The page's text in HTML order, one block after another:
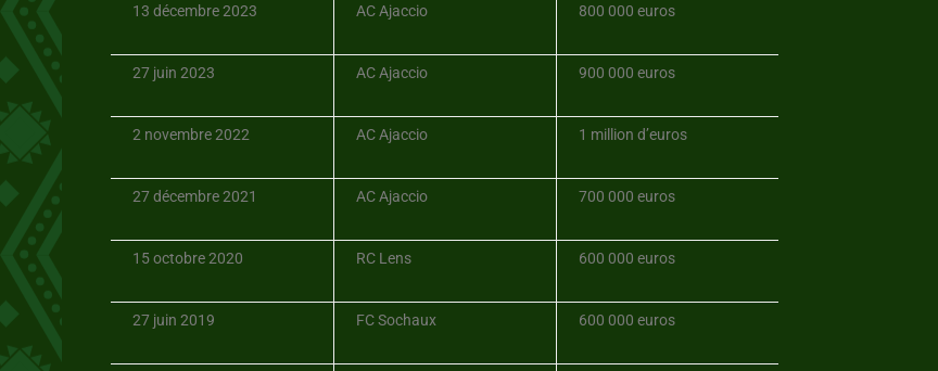
13 décembre 2023 AC Ajaccio 800 000 euros
27 juin 2023 AC Ajaccio 900 000 euros
2 novembre 2022 AC Ajaccio 1 million d’euros
27 décembre 2021 AC Ajaccio 700 000 euros
15 octobre 2020 RC Lens 600 000 euros
27 juin 2019 FC Sochaux 600 000 euros